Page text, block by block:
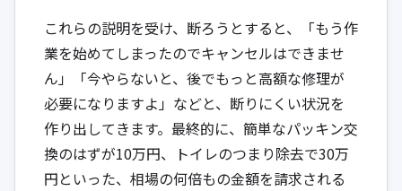
これらの説明を受け、断ろうとすると、「もう作
業を始めてしまったのでキャンセルはできませ
ん」「今やらないと、後でもっと高額な修理が
必要になりますよ」などと、断りにくい状況を
作り出してきます。最終的に、簡単なパッキン交
換のはずが10万円、トイレのつまり除去で30万
円といった、相場の何倍もの金額を請求される